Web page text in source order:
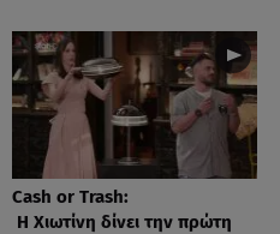
Cash or Trash:
Η Χιωτίνη δίνει την πρώτη